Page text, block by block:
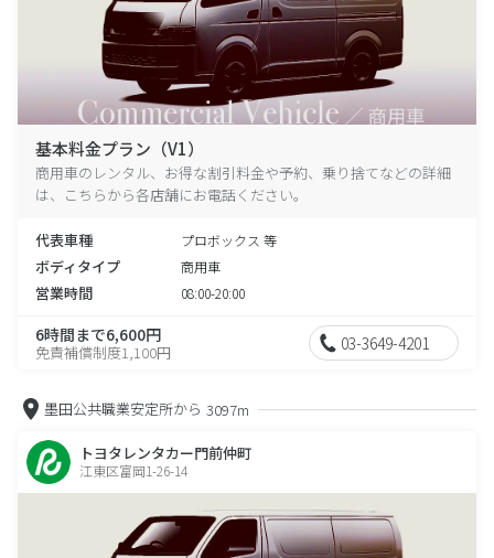
基本料金プラン（V1）
商用車のレンタル、お得な割引料金や予約、乗り捨てなどの詳細
は、こちらから各店舗にお電話ください。
代表車種 プロボックス 等
ボディタイプ 商用車
営業時間 08:00-20:00
6時間まで6,600円
免責補償制度1,100円 03-3649-4201
墨田公共職業安定所から 3097m
トヨタレンタカー門前仲町
江東区富岡1-26-14